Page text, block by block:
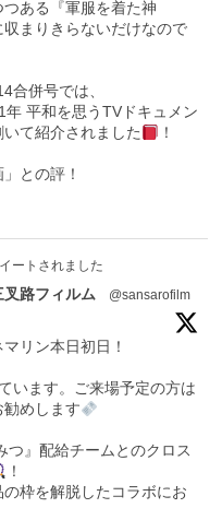
ある『軍服を着た神
まりきらないだけなので
合併号では、
平和を思うTVドキュメン
て紹介されました
！
との評！
ートされました
路フィルム
@sansarofilm
リン本日初日！
います。ご来場予定の方は
めします
つ』配給チームとのクロス
！
枠を解脱したコラボにお